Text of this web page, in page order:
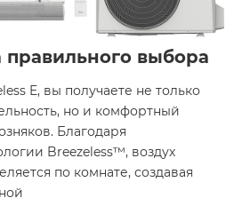
выбора
E, вы получаете не только
но и комфортный
Благодаря
Breezeless™, воздух
по комнате, создавая